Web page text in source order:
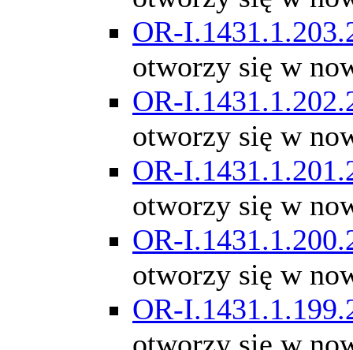
OR-
otworzy się w
OR-
otworzy się w
OR-
otworzy się w
OR-
otworzy się w
OR-